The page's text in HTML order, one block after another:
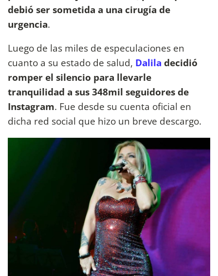
debió ser sometida a una cirugía de
urgencia.
Luego de las miles de especulaciones en
cuanto a su estado de salud, Dalila decidió
romper el silencio para llevarle
tranquilidad a sus 348mil seguidores de
Instagram. Fue desde su cuenta oficial en
dicha red social que hizo un breve descargo.